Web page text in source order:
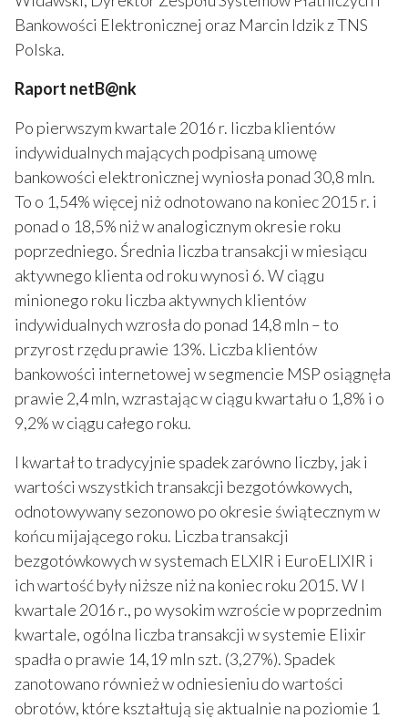
Bankowości Elektronicznej oraz Marcin Idzik z TNS
Polska.
Raport netB@nk
Po pierwszym kwartale 2016 r. liczba klientów
indywidualnych mających podpisaną umowę
bankowości elektronicznej wyniosła ponad 30,8 mln.
To o 1,54% więcej niż odnotowano na koniec 2015 r. i
ponad o 18,5% niż w analogicznym okresie roku
poprzedniego. Średnia liczba transakcji w miesiącu
aktywnego klienta od roku wynosi 6. W ciągu
minionego roku liczba aktywnych klientów
indywidualnych wzrosła do ponad 14,8 mln – to
przyrost rzędu prawie 13%. Liczba klientów
bankowości internetowej w segmencie MSP osiągnęła
prawie 2,4 mln, wzrastając w ciągu kwartału o 1,8% i o
9,2% w ciągu całego roku.
I kwartał to tradycyjnie spadek zarówno liczby, jak i
wartości wszystkich transakcji bezgotówkowych,
odnotowywany sezonowo po okresie świątecznym w
końcu mijającego roku. Liczba transakcji
bezgotówkowych w systemach ELXIR i EuroELIXIR i
ich wartość były niższe niż na koniec roku 2015. W I
kwartale 2016 r., po wysokim wzroście w poprzednim
kwartale, ogólna liczba transakcji w systemie Elixir
spadła o prawie 14,19 mln szt. (3,27%). Spadek
zanotowano również w odniesieniu do wartości
obrotów, które kształtują się aktualnie na poziomie 1